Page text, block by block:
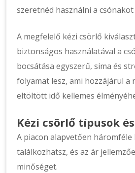
szeretnéd használni a
A megfelelő kézi csörlő
biztonságos használatával a
bocsátása egyszerű, sima és
folyamat lesz, ami hozzájárul a
eltöltött idő kellemes
Kézi csörlő típusok
A piacon alapvetően háromféle
találkozhatsz, és az ár
minőséget.